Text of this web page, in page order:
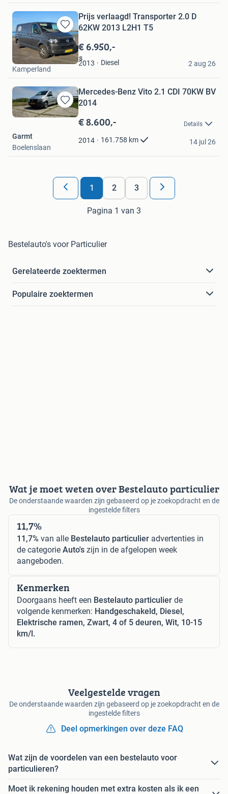
Bewaren
in
Mijn
Favorieten
Prijs verlaagd! Transporter 2.0 D
62KW 2013 L2H1 T5
€ 6.950,-
2013 Diesel
Mevrouw Marktplaats
Kamperland
2 aug 26
Bewaren
in
Favorieten
Mercedes-Benz Vito 2.1 CDI 70KW BV
2014
€ 8.600,- Details
2014 161.758 km
Garmt
Boelenslaan
14 jul 26
1 2 3
Pagina 1 van 3
Bestelauto's voor Particulier
Gerelateerde zoektermen
Populaire zoektermen
Wat je moet weten over Bestelauto particulier
De onderstaande waarden zijn gebaseerd op je zoekopdracht en de
ingestelde filters
11,7%
11,7% van alle Bestelauto particulier advertenties in
de categorie Auto's zijn in de afgelopen week
aangeboden.
Kenmerken
Doorgaans heeft een Bestelauto particulier de
volgende kenmerken: Handgeschakeld, Diesel,
Elektrische ramen, Zwart, 4 of 5 deuren, Wit, 10-15
km/l.
Veelgestelde vragen
De onderstaande waarden zijn gebaseerd op je zoekopdracht en de
ingestelde filters
Deel opmerkingen over deze FAQ
Wat zijn de voordelen van een bestelauto voor
particulieren?
Moet ik rekening houden met extra kosten als ik een